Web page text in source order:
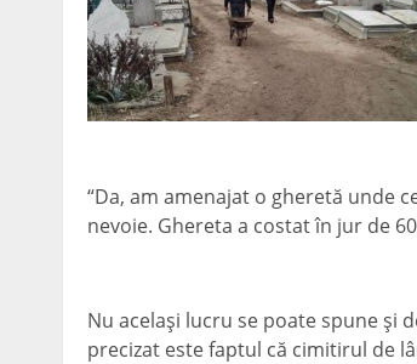
“Da, am amenajat o gheretă unde
nevoie. Ghereta a costat în jur de
Nu acelaşi lucru se poate spune şi
precizat este faptul că cimitirul de